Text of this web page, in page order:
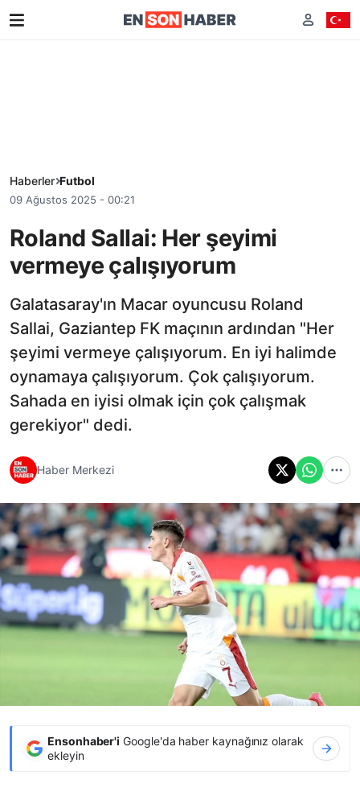
Haberler Futbol
09 Ağustos 2025 - 00:21
Roland Sallai: Her şeyimi
vermeye çalışıyorum
Galatasaray'ın Macar oyuncusu Roland
Sallai, Gaziantep FK maçının ardından "Her
şeyimi vermeye çalışıyorum. En iyi halimde
oynamaya çalışıyorum. Çok çalışıyorum.
Sahada en iyisi olmak için çok çalışmak
gerekiyor" dedi.
Haber Merkezi
Ensonhaber'i Google'da haber kaynağınız olarak
ekleyin